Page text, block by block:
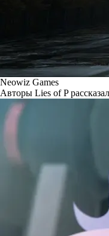
Neowiz Games
Авторы Lies of P